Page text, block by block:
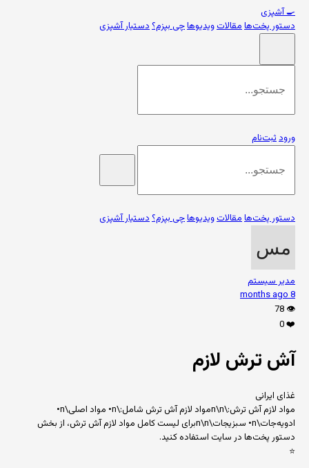
🍳آشپزی
دستور پخت‌هامقالاتویدیوهاچی بپزم؟دستیار آشپزی
ورودثبت‌نام
دستور پخت‌هامقالاتویدیوهاچی بپزم؟دستیار آشپزی
مدیر سیستم
8 months ago
👁️
78
❤️
0
آش ترش لازم
غذای ایرانی
مواد لازم آش ترش:\n\nمواد لازم آش ترش شامل:\n• مواد اصلی\n•
ادویه‌جات\n• سبزیجات\n\nبرای لیست کامل مواد لازم آش ترش، از بخش
دستور پخت‌ها در سایت استفاده کنید.
⭐